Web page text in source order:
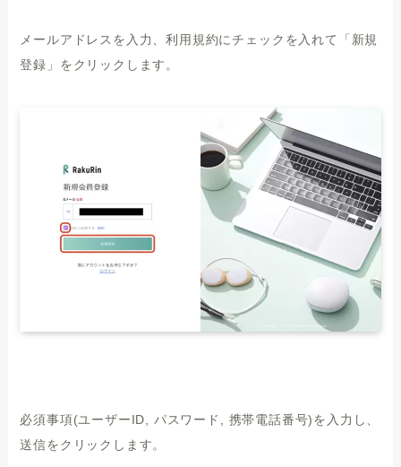
メールアドレスを入力、利用規約にチェックを入れて「新規
登録」をクリックします。
必須事項(ユーザーID, パスワード, 携帯電話番号)を入力し、
送信をクリックします。